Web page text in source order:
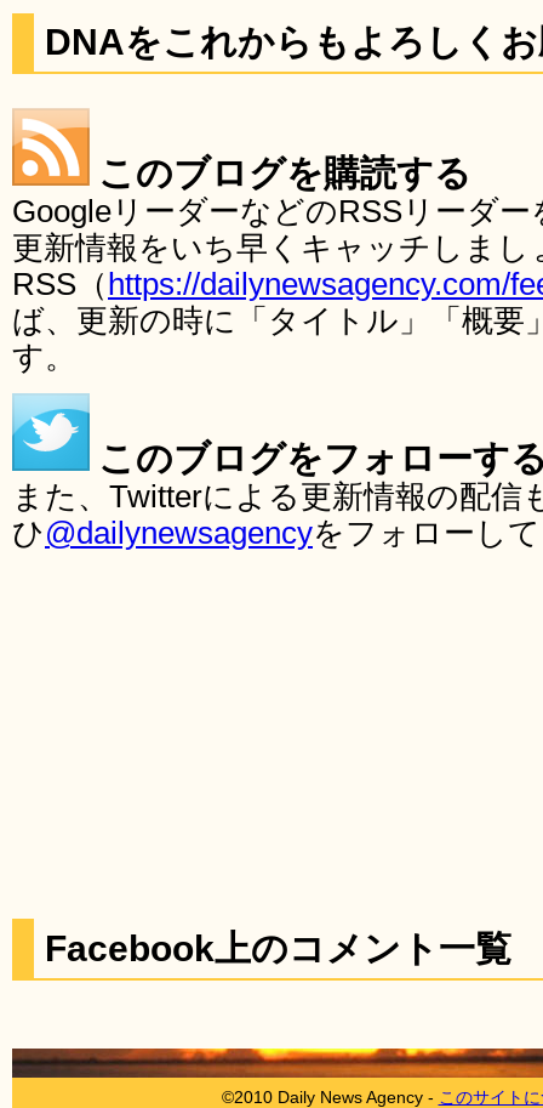
DNAをこれからもよろしく
このブログを購読する
GoogleリーダーなどのRSSリーダ
更新情報をいち早くキャッチしま
RSS（ https://dailynewsagency.com/
ば、更新の時に「タイトル」「概要
す。
このブログをフォローす
また、Twitterによる更新情報の配
ひ@dailynewsagencyをフォローし
Facebook上のコメント一覧
©2010 Daily News Agency - このサイト